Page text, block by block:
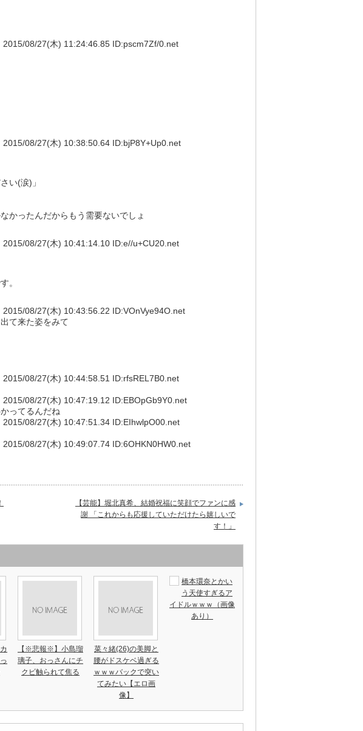
08/27(木) 11:24:46.85 ID:pscm7Zf/0.net
08/27(木) 10:38:50.64 ID:bjP8Y+Up0.net
い(涙)」
かったんだからもう需要ないでしょ
08/27(木) 10:41:14.10 ID:e//u+CU20.net
。
08/27(木) 10:43:56.22 ID:VOnVye94O.net
て来た姿をみて
08/27(木) 10:44:58.51 ID:rfsREL7B0.net
08/27(木) 10:47:19.12 ID:EBOpGb9Y0.net
ってるんだね
08/27(木) 10:47:51.34 ID:EIhwlpO00.net
08/27(木) 10:49:07.74 ID:6OHKN0HW0.net
【芸能】堀北真希、結婚祝福に笑顔でファンに感
謝 「これからも応援していただけたら嬉しいで
す！」
【※悲報※】小島瑠
璃子、おっさんにチ
クビ触られて焦る
菜々緒(26)の美脚と
腰がドスケベ過ぎる
ｗｗｗバックで突い
てみたい【エロ画
像】
橋本環奈とかい
う天使すぎるア
イドルｗｗｗ（画像
あり）